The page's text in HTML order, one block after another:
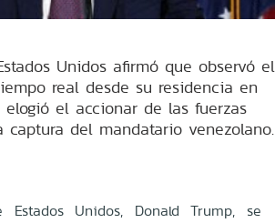
Unidos afirmó que observó el
real desde su residencia en
el accionar de las fuerzas
captura del mandatario venezolano.
Unidos, Donald Trump, se